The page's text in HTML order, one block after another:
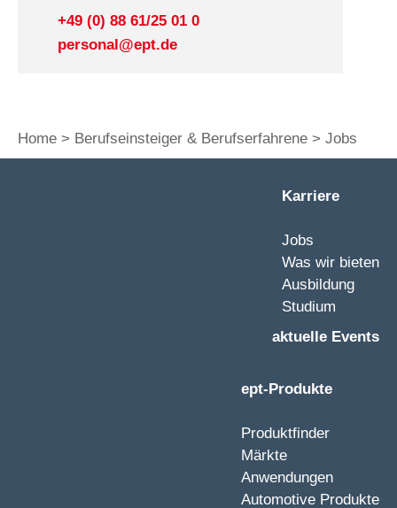
+49 (0) 88 61/25 01 0
personal@ept.de
Home Berufseinsteiger & Berufserfahrene Jobs
Karriere
Jobs
Was wir bieten
Ausbildung
Studium
aktuelle Events
ept-Produkte
Produktfinder
Märkte
Anwendungen
Automotive Produkte